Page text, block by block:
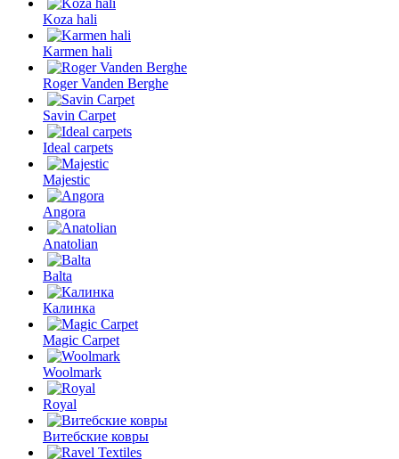
Koza hali
Karmen hali
Roger Vanden Berghe
Savin Carpet
Ideal carpets
Majestic
Angora
Anatolian
Balta
Калинка
Magic Carpet
Woolmark
Royal
Витебские ковры